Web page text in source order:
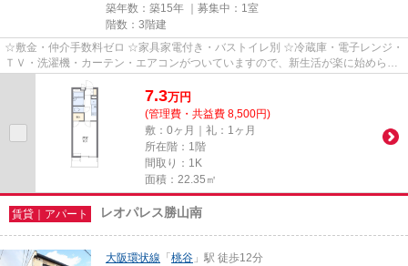
築年数：築15年 ｜募集中： 1室
階数：3階建
☆敷金・仲介手数料ゼロ ☆家具家電付き・バストイレ別 ☆冷蔵庫・電子レンジ・
ＴＶ・洗濯機・カーテン・エアコンがついていますので、新生活が楽に始められ
7.3万円
(管理費・共益費 8,500円)
敷：0ヶ月｜礼：1ヶ月
所在階：1階
間取り：1K
面積：22.35㎡
賃貸｜アパート レオパレス勝山南
大阪環状線 「 桃谷 」駅 徒歩12分